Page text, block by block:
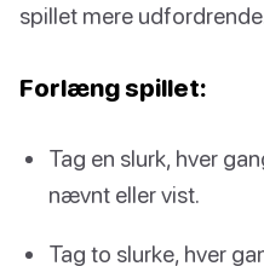
spillet mere
Forlæng spillet:
Tag en slurk, hver
nævnt eller vist.
Tag to slurke, hver